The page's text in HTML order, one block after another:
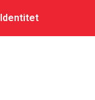
Identitet